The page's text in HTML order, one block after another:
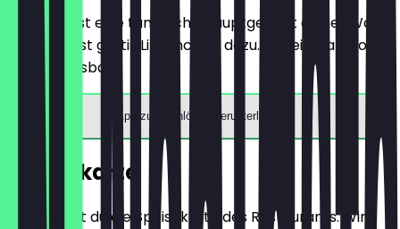
Du bestellst eine tamilische Hauptgericht deiner Wahl
und erhältst gratis Linsenchips dazu. Nur einmal pro
Tisch einlösbar.
App zum Einlösen herunterladen
Speisekarte
Hier findest du die Speisekarte des Restaurants. Wir